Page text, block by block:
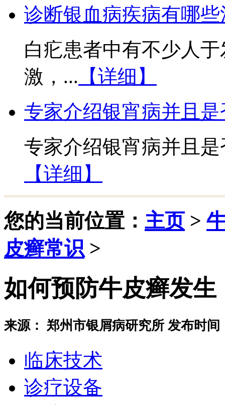
诊断银血病疾病有哪
白疕患者中有不少人
激，... 【详细】
专家介绍银宵病并且
专家介绍银宵病并且
【详细】
您的当前位置： 主页>
皮癣常识 >
如何预防牛皮癣发生
来源： 郑州市银屑病研究所 发布时间
临床技术
诊疗设备